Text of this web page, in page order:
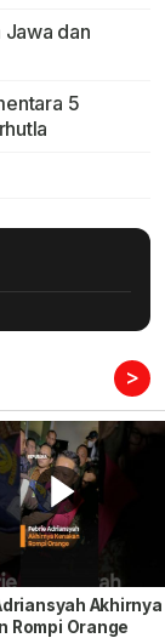
Jawa dan
5
>
Akhirnya
Rompi Orange